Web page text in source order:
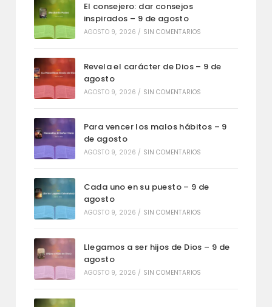
El consejero: dar consejos
inspirados – 9 de agosto
AGOSTO 9, 2026 / SIN COMENTARIOS
Revela el carácter de Dios – 9 de
agosto
AGOSTO 9, 2026 / SIN COMENTARIOS
Para vencer los malos hábitos – 9
de agosto
AGOSTO 9, 2026 / SIN COMENTARIOS
Cada uno en su puesto – 9 de
agosto
AGOSTO 9, 2026 / SIN COMENTARIOS
Llegamos a ser hijos de Dios – 9 de
agosto
AGOSTO 9, 2026 / SIN COMENTARIOS